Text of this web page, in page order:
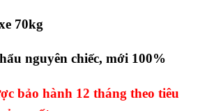
70kg
nguyên chiếc, mới 100%
bảo hành 12 tháng theo tiêu